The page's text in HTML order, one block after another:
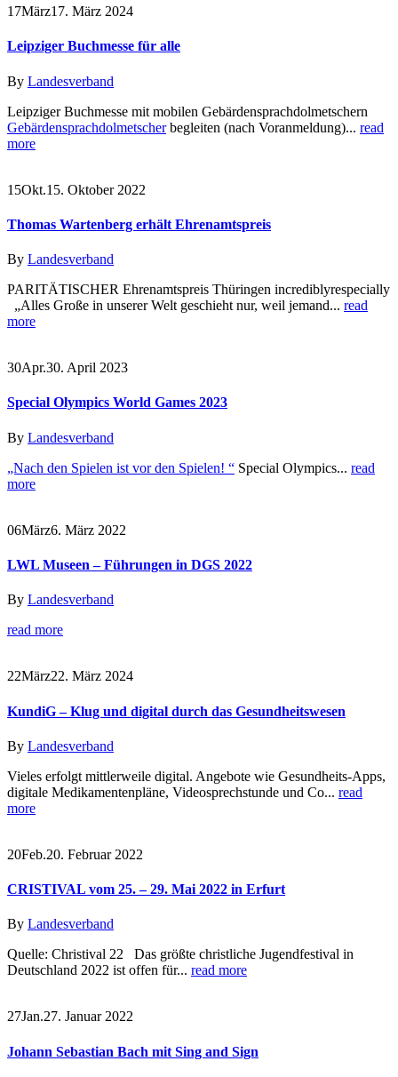
17März17. März 2024
Leipziger Buchmesse für alle
By Landesverband
Leipziger Buchmesse mit mobilen Gebärdensprachdolmetschern
Gebärdensprachdolmetscherbegleiten (nach Voranmeldung)... read
more
15Okt.15. Oktober 2022
Thomas Wartenberg erhält Ehrenamtspreis
By Landesverband
PARITÄTISCHER Ehrenamtspreis Thüringen incrediblyrespecially
„Alles Große in unserer Welt geschieht nur, weil jemand... read
more
30Apr.30. April 2023
Special Olympics World Games 2023
By Landesverband
„Nach den Spielen ist vor den Spielen! “ Special Olympics... read
more
06März6. März 2022
LWL Museen – Führungen in DGS 2022
By Landesverband
read more
22März22. März 2024
KundiG – Klug und digital durch das Gesundheitswesen
By Landesverband
Vieles erfolgt mittlerweile digital. Angebote wie Gesundheits-Apps,
digitale Medikamentenpläne, Videosprechstunde und Co... read
more
20Feb.20. Februar 2022
CRISTIVAL vom 25. – 29. Mai 2022 in Erfurt
By Landesverband
Quelle: Christival 22 Das größte christliche Jugendfestival in
Deutschland 2022 ist offen für... read more
27Jan.27. Januar 2022
Johann Sebastian Bach mit Sing and Sign